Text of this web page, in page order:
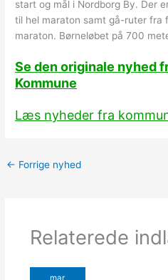
start og mål i Nordborg By. Der
til hel maraton samt gå-ruter fra
maraton. Børneløbet på 700
Se den originale nyhed
Kommune
Læs nyheder fra
← Forrige nyhed
Relaterede
mar